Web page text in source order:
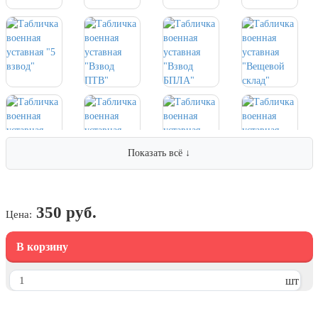
парада на Красной площади
7 ноября, День Октябрьской
революции
10 ноября, День сотрудника органов
внутренних дел РФ
13 ноября, День Войск РХБЗ
19 ноября, День Ракетных Войск и
День матери (последнее воскресенье
5 декабря, День начала
контрнаступления советских войск
9 декабря, Международный день
борьбы с коррупцией
9 декабря, День Героев Отечества
Показать всё ↓
Цена: 350 руб.
В корзину
шт